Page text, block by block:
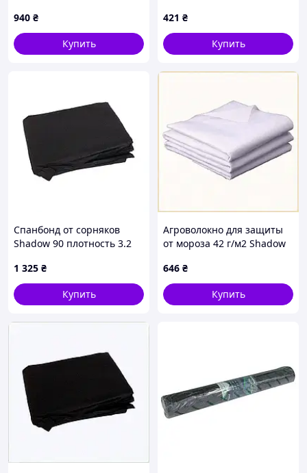
940 ₴
Купить
421 ₴
Купить
Спанбонд от сорняков
Shadow 90 плотность 3.2
1 325 ₴
Купить
Агроволокно для защиты
от мороза 42 г/м2 Shadow
646 ₴
Купить